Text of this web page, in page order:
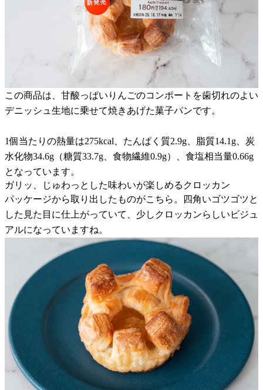
この商品は、甘酸っぱいりんごのコンポートを歯切れのよい
デニッシュ生地に乗せて焼きあげた菓子パンです。
1個当たりの熱量は275kcal、たんぱく質2.9g、脂質14.1g、炭
水化物34.6g（糖質33.7g、食物繊維0.9g）、食塩相当量0.66g
となっています。
ガリッ、じゅわっとした味わいが楽しめるクロッカン
パッケージから取り出したものがこちら。四角いゴツゴツと
した見た目に仕上がっていて、少しクロッカンらしいビジュ
アルになっていますね。